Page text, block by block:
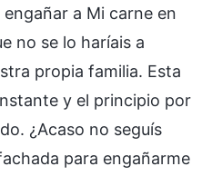
a Mi carne en
no se lo haríais a
propia familia. Esta
y el principio por
¿Acaso no seguís
para engañarme